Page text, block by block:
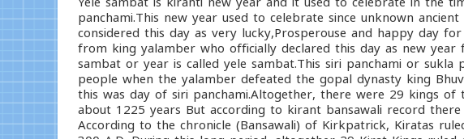
panchami.This new year used to celebrate since unknown
considered this day as very lucky,Prosperouse and happy day
from king yalamber who officially declared this day as new
sambat or year is called yele sambat.This siri panchami or sukla
people when the yalamber defeated the gopal dynasty king
this was day of siri panchami.Altogether, there were 29 kings
about 1225 years But according to kirant bansawali record
According to the chronicle (Bansawali) of Kirkpatrick, Kiratas